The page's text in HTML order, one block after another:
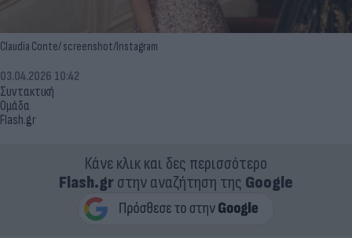
Claudia Conte/ screenshot/Instagram
Συντακτική
Ομάδα
Flash.gr
03.04.2026 10:42
Κάνε κλικ και δες περισσότερο
Flash.grστην αναζήτηση της Google